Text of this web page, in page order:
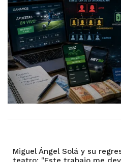
Miguel Ángel Solá y su